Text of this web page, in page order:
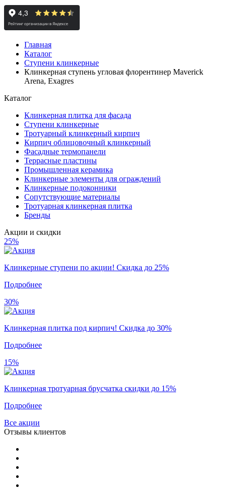
Главная
Каталог
Ступени клинкерные
Клинкерная ступень угловая флорентинер Maverick
Arena, Exagres
Каталог
Клинкерная плитка для фасада
Ступени клинкерные
Тротуарный клинкерный кирпич
Кирпич облицовочный клинкерный
Фасадные термопанели
Террасные пластины
Промышленная керамика
Клинкерные элементы для ограждений
Клинкерные подоконники
Сопутствующие материалы
Тротуарная клинкерная плитка
Бренды
Акции и скидки
25%
Клинкерные ступени по акции! Скидка до 25%
Подробнее
30%
Клинкерная плитка под кирпич! Скидка до 30%
Подробнее
15%
Клинкерная тротуарная брусчатка скидки до 15%
Подробнее
Все акции
Отзывы клиентов